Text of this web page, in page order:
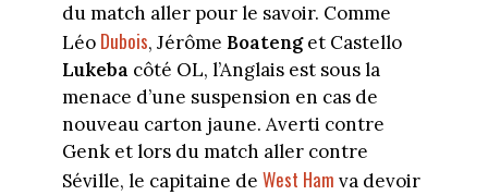
du match aller pour le savoir. Comme
Léo Dubois, Jérôme Boatenget Castello
Lukeba côté OL, l’Anglais est sous la
menace d’une suspension en cas de
nouveau carton jaune. Averti contre
Genk et lors du match aller contre
Séville, le capitaine de West Ham va devoir